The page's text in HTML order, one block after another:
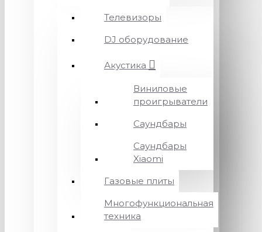
Телевизоры
DJ оборудование
Акустика
Виниловые
проигрыватели
Саундбары
Саундбары
Xiaomi
Газовые плиты
Многофункциональная
техника